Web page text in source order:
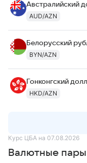
Австралийский
AUD/AZN
Белорусский
BYN/AZN
Гонконгский
HKD/AZN
Курс ЦБА на 07.08.2026
Валютные пары